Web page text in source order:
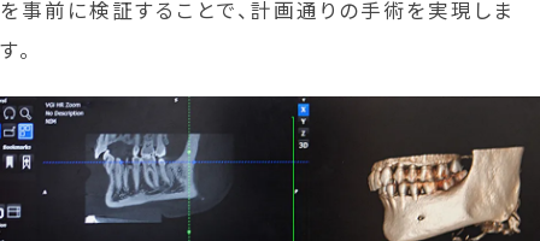
を事前に検証することで、計画通りの手術を実現しま
す。